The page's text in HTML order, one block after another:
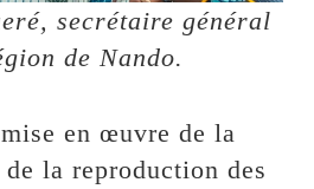
secrétaire général
de Nando.
en œuvre de la
la reproduction des